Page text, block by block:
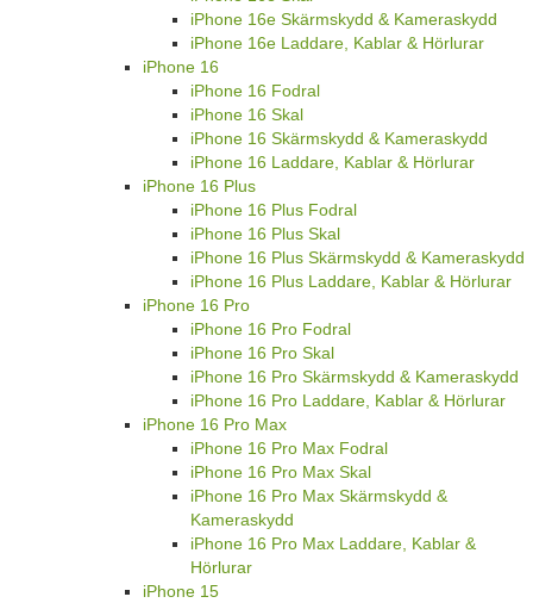
iPhone 16e Skärmskydd & Kameraskydd
iPhone 16e Laddare, Kablar & Hörlurar
iPhone 16
iPhone 16 Fodral
iPhone 16 Skal
iPhone 16 Skärmskydd & Kameraskydd
iPhone 16 Laddare, Kablar & Hörlurar
iPhone 16 Plus
iPhone 16 Plus Fodral
iPhone 16 Plus Skal
iPhone 16 Plus Skärmskydd & Kameraskydd
iPhone 16 Plus Laddare, Kablar & Hörlurar
iPhone 16 Pro
iPhone 16 Pro Fodral
iPhone 16 Pro Skal
iPhone 16 Pro Skärmskydd & Kameraskydd
iPhone 16 Pro Laddare, Kablar & Hörlurar
iPhone 16 Pro Max
iPhone 16 Pro Max Fodral
iPhone 16 Pro Max Skal
iPhone 16 Pro Max Skärmskydd &
Kameraskydd
iPhone 16 Pro Max Laddare, Kablar &
Hörlurar
iPhone 15